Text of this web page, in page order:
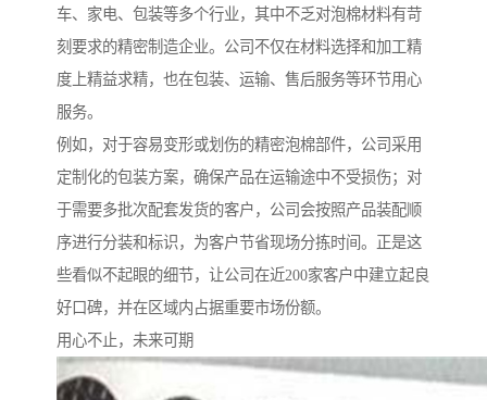
车、家电、包装等多个行业，其中不乏对泡棉材料有苛
刻要求的精密制造企业。公司不仅在材料选择和加工精
度上精益求精，也在包装、运输、售后服务等环节用心
服务。
例如，对于容易变形或划伤的精密泡棉部件，公司采用
定制化的包装方案，确保产品在运输途中不受损伤；对
于需要多批次配套发货的客户，公司会按照产品装配顺
序进行分装和标识，为客户节省现场分拣时间。正是这
些看似不起眼的细节，让公司在近200家客户中建立起良
好口碑，并在区域内占据重要市场份额。
用心不止，未来可期